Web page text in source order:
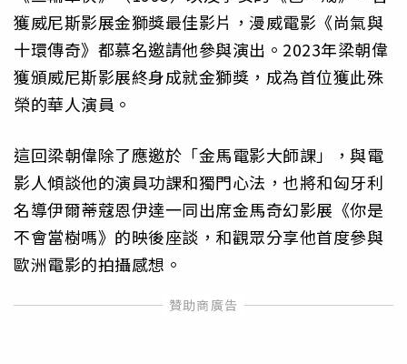
獲威尼斯影展金獅獎最佳影片，漫威電影《尚氣與
十環傳奇》都慕名邀請他參與演出。2023年梁朝偉
獲頒威尼斯影展終身成就金獅獎，成為首位獲此殊
榮的華人演員。
這回梁朝偉除了應邀於「金馬電影大師課」，與電
影人傾談他的演員功課和獨門心法，也將和匈牙利
名導伊爾蒂蔻恩伊達一同出席金馬奇幻影展《你是
不會當樹嗎》的映後座談，和觀眾分享他首度參與
歐洲電影的拍攝感想。